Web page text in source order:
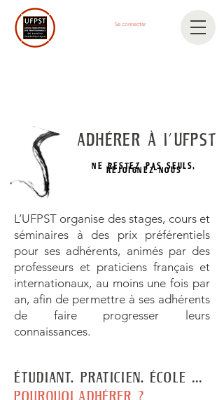
Se connecter
ADHÉRER À l'UFPST
NE RESTEZ PAS SEULS,
REJOIGNEZ-NOUS
L’UFPST organise des stages, cours et
séminaires à des prix préférentiels
pour ses adhérents, animés par des
professeurs et praticiens français et
internationaux, au moins une fois par
an, afin de permettre à ses adhérents
de faire progresser leurs
connaissances.
ÉTUDIANT, PRATICIEN, ÉCOLE ...
POURQUOI ADHÉRER ?